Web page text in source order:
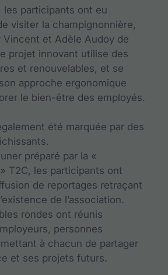
les participants ont eu
visiter la champignonnière,
Vincent et Adèle Audoy de
projet innovant utilise des
et renouvelables, et se
approche ergonomique
le bien-être des employés.
été marquée par des
préparé par la «
T2C, les participants ont
de reportages retraçant
de l’association.
rondes ont réunis
personnes
à chacun de partager
et ses projets futurs.